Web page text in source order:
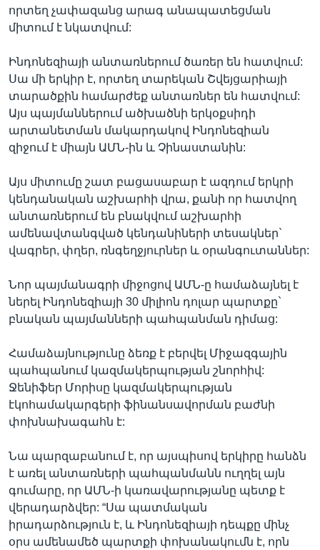
Լեզուներ
որտեղ չափազանց արագ անապատեցման
միտում է նկատվում:
Ինդոնեզիայի անտառներում ծառեր են հատվում:
Սա մի երկիր է, որտեղ տարեկան Շվեյցարիայի
տարածքին համարժեք անտառներ են հատվում:
Այս պայմաններում ածխածնի երկօքսիդի
արտանետման մակարդակով Ինդոնեզիան
զիջում է միայն ԱՄՆ-ին և Չինաստանին:
Այս միտումը շատ բացասաբար է ազդում երկրի
կենդանական աշխարհի վրա, քանի որ հատվող
անտառներում են բնակվում աշխարհի
ամենավտանգված կենդանիների տեսակներ`
վագրեր, փղեր, ռնգեղջյուրներ և օրանգուտաններ:
Նոր պայմանագրի միջոցով ԱՄՆ-ը համաձայնել է
ներել Ինդոնեզիայի 30 միլիոն դոլար պարտքը`
բնական պայմանների պահպանման դիմաց:
Համաձայնությունը ձեռք է բերվել Միջազգային
պահպանում կազմակերպության շնորհիվ:
Ջենիֆեր Մորիսը կազմակերպության
էկոհամակարգերի ֆինանսավորման բաժնի
փոխնախագահն է:
Նա պարզաբանում է, որ այսպիսով երկիրը հանձն
է առել անտառների պահպանմանն ուղղել այն
գումարը, որ ԱՄՆ-ի կառավարությանը պետք է
վերադարձվեր: “Սա պատմական
իրադարձություն է, և Ինդոնեզիայի դեպքը մինչ
օրս ամենամեծ պարտքի փոխանակումն է, որն